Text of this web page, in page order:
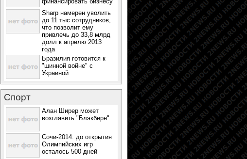
Sharp намерен уволить
до 11 тыс сотрудников,
что позволит ему
привлечь до 33,8 млрд
долл к апрелю 2013
года
Бразилия готовится к
"шинной войне" с
Украиной
Спорт
Алан Ширер может
возглавить "Блэкберн"
Сочи-2014: до открытия
Олимпийских игр
осталось 500 дней